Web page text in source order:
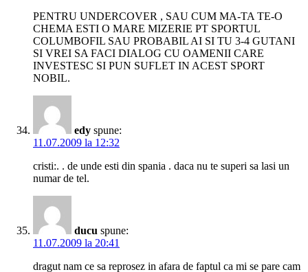
PENTRU UNDERCOVER , SAU CUM MA-TA TE-O
CHEMA ESTI O MARE MIZERIE PT SPORTUL
COLUMBOFIL SAU PROBABIL AI SI TU 3-4 GUTANI
SI VREI SA FACI DIALOG CU OAMENII CARE
INVESTESC SI PUN SUFLET IN ACEST SPORT
NOBIL.
edy spune:
11.07.2009 la 12:32
cristi:. . de unde esti din spania . daca nu te superi sa lasi un
numar de tel.
ducu spune:
11.07.2009 la 20:41
dragut nam ce sa reprosez in afara de faptul ca mi se pare cam